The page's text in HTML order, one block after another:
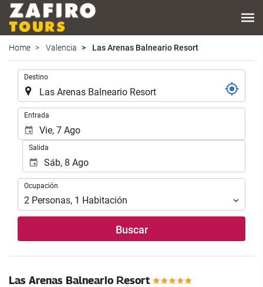
Home Valencia Las Arenas Balneario Resort
Destino
Entrada
Salida
Ocupación
Ocupación
2 Personas, 1 Habitación
Buscar
Las Arenas Balneario Resort